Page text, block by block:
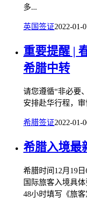
多...
英国签证2022-01-
重要提醒 |
希腊中转
请您遵循“非必要
安排赴华行程，
希腊签证2022-01-
希腊入境最
希腊时间12月19
国际旅客入境具
48小时填写《旅客